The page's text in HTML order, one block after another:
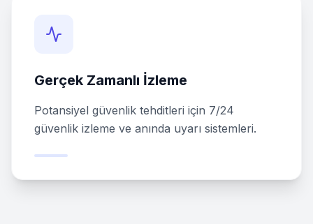
Gerçek Zamanlı İzleme
Potansiyel güvenlik tehditleri için 7/24
güvenlik izleme ve anında uyarı sistemleri.